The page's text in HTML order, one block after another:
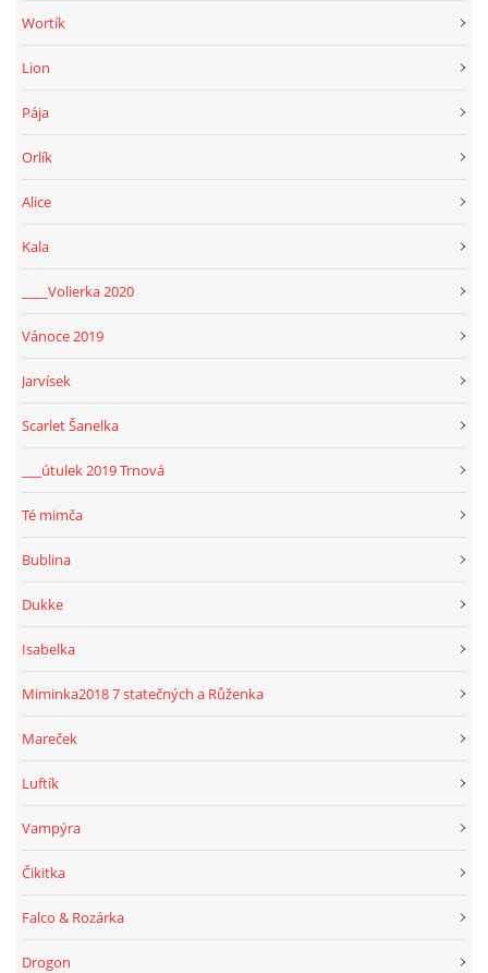
Wortík
Lion
Pája
Orlík
Alice
Kala
____Volierka 2020
Vánoce 2019
Jarvísek
Scarlet Šanelka
___útulek 2019 Trnová
Té mimča
Bublina
Dukke
Isabelka
Miminka2018 7 statečných a Růženka
Mareček
Luftík
Vampýra
Čikitka
Falco & Rozárka
Drogon